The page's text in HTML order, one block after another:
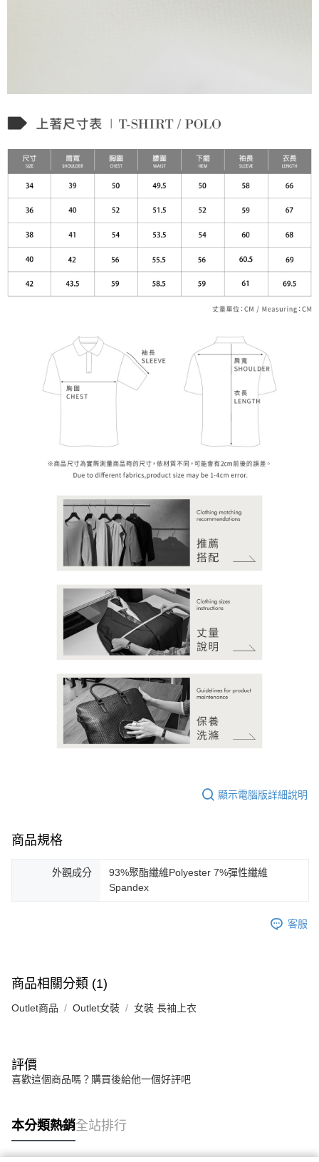
顯示電腦版詳細說明
商品規格
外觀成分
93%聚酯纖維Polyester 7%彈性纖維
Spandex
客服
商品相關分類 (1)
Outlet商品 Outlet女裝 女裝 長袖上衣
評價
喜歡這個商品嗎？購買後給他一個好評吧
本分類熱銷全站排行